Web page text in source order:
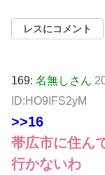
レスにコメント
169: 名無しさん
ID:HO9IFS2yM
>>16
帯広市に住ん
行かないわ